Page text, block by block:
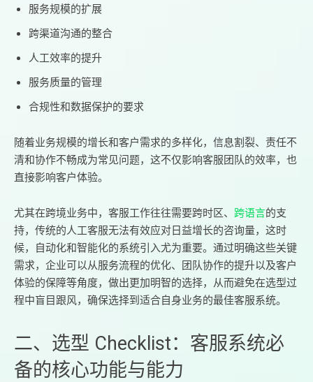
服务规模的扩展
跨渠道沟通的整合
人工效率的提升
服务质量的管理
合规性和数据保护的要求
随着业务规模的增长和客户需求的多样化，信息割裂、责任不
清和协作不畅成为常见问题，这不仅影响客服团队的效率，也
直接影响客户体验。
尤其在跨境业务中，客服工作往往需要跨时区、 跨语言的支
持，传统的人工客服无法有效应对日益增长的咨询量，这时
候，自动化和智能化的系统引入尤为重要。通过明确这些关键
需求，企业可以从服务流程的优化、团队协作的提升以及客户
体验的保障等角度，做出更加明智的选择，从而避免在选型过
程中盲目跟风，确保选择到适合自身业务的最佳客服系统。
二、选型 Checklist：客服系统必
备的核心功能与能力